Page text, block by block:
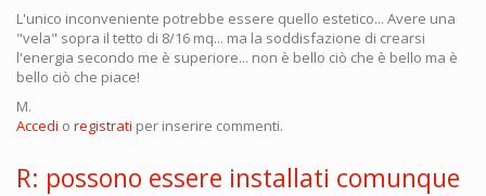
L'unico inconveniente potrebbe essere quello estetico... Avere una
"vela" sopra il tetto di 8/16 mq... ma la soddisfazione di crearsi
l'energia secondo me è superiore... non è bello ciò che è bello ma è
bello ciò che piace!
M.
Accedi o registrati per inserire commenti.
R: possono essere installati comunque